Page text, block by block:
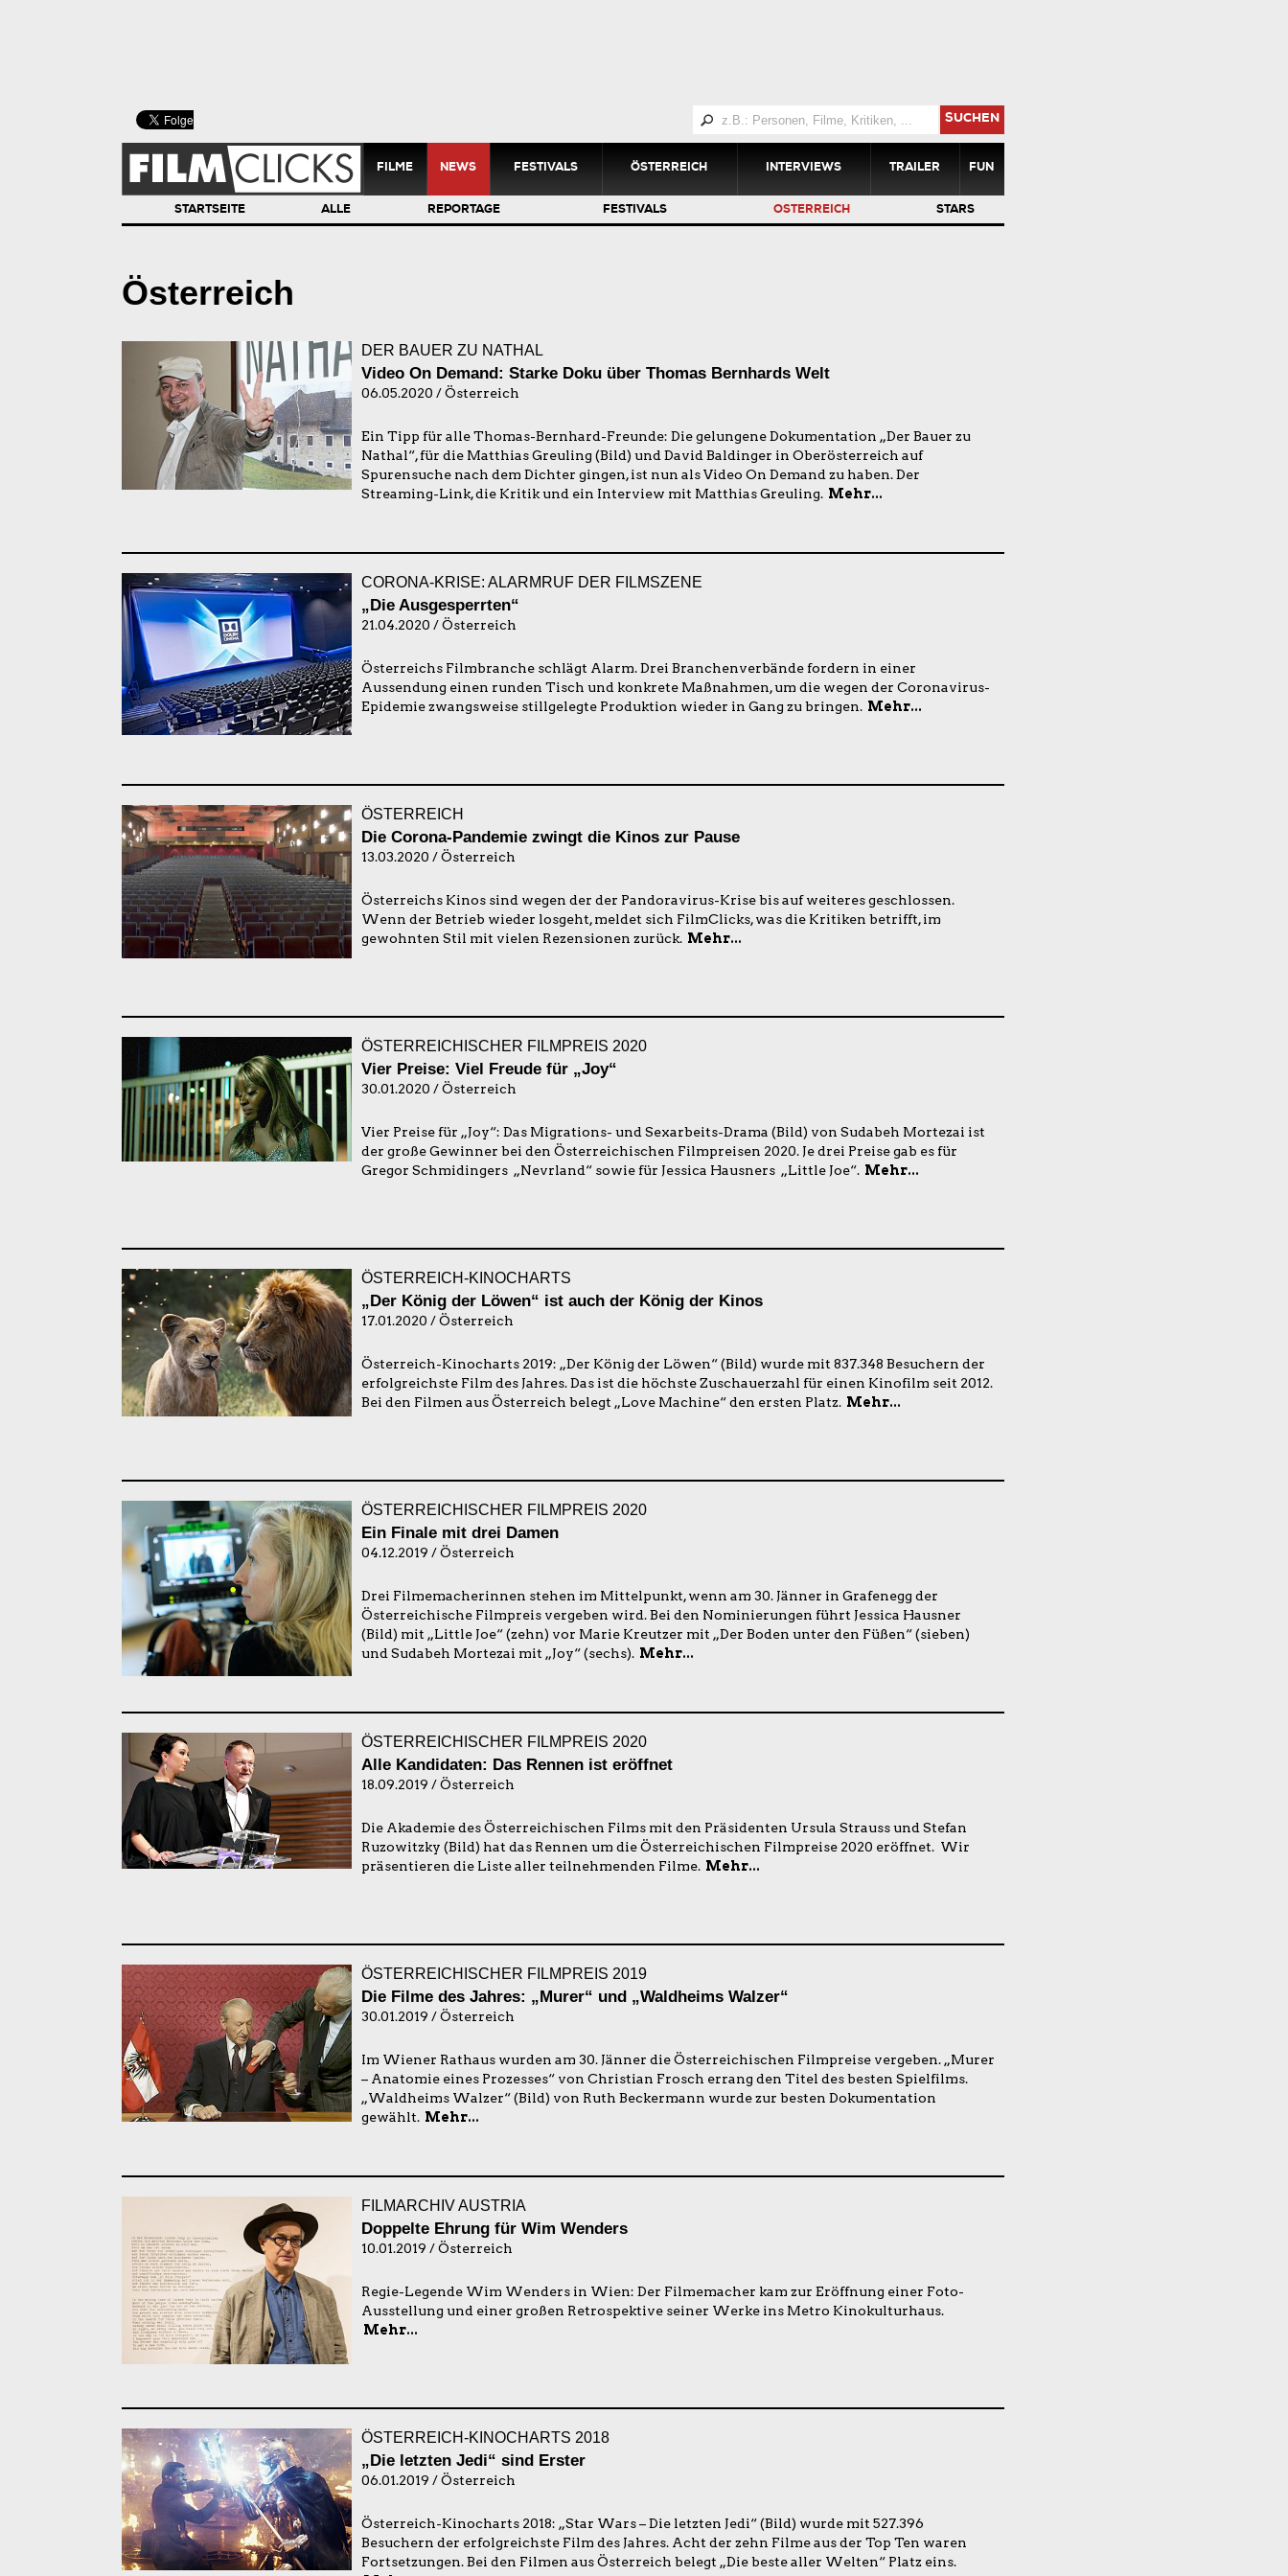
SUCHEN
FILME NEWS FESTIVALS ÖSTERREICH INTERVIEWS TRAILER FUN
STARTSEITE ALLE REPORTAGE FESTIVALS ÖSTERREICH STARS
Österreich
DER BAUER ZU NATHAL
Video On Demand: Starke Doku über Thomas Bernhards Welt
06.05.2020 / Österreich
Ein Tipp für alle Thomas-Bernhard-Freunde: Die gelungene Dokumentation „Der Bauer zu
Nathal“, für die Matthias Greuling (Bild) und David Baldinger in Oberösterreich auf
Spurensuche nach dem Dichter gingen, ist nun als Video On Demand zu haben. Der
Streaming-Link, die Kritik und ein Interview mit Matthias Greuling. Mehr...
CORONA-KRISE: ALARMRUF DER FILMSZENE
„Die Ausgesperrten“
21.04.2020 / Österreich
Österreichs Filmbranche schlägt Alarm. Drei Branchenverbände fordern in einer
Aussendung einen runden Tisch und konkrete Maßnahmen, um die wegen der Coronavirus-
Epidemie zwangsweise stillgelegte Produktion wieder in Gang zu bringen. Mehr...
ÖSTERREICH
Die Corona-Pandemie zwingt die Kinos zur Pause
13.03.2020 / Österreich
Österreichs Kinos sind wegen der der Pandoravirus-Krise bis auf weiteres geschlossen.
Wenn der Betrieb wieder losgeht, meldet sich FilmClicks, was die Kritiken betrifft, im
gewohnten Stil mit vielen Rezensionen zurück. Mehr...
ÖSTERREICHISCHER FILMPREIS 2020
Vier Preise: Viel Freude für „Joy“
30.01.2020 / Österreich
Vier Preise für „Joy“: Das Migrations- und Sexarbeits-Drama (Bild) von Sudabeh Mortezai ist
der große Gewinner bei den Österreichischen Filmpreisen 2020. Je drei Preise gab es für
Gregor Schmidingers „Nevrland“ sowie für Jessica Hausners „Little Joe“. Mehr...
ÖSTERREICH-KINOCHARTS
„Der König der Löwen“ ist auch der König der Kinos
17.01.2020 / Österreich
Österreich-Kinocharts 2019: „Der König der Löwen“ (Bild) wurde mit 837.348 Besuchern der
erfolgreichste Film des Jahres. Das ist die höchste Zuschauerzahl für einen Kinofilm seit 2012.
Bei den Filmen aus Österreich belegt „Love Machine“ den ersten Platz. Mehr...
ÖSTERREICHISCHER FILMPREIS 2020
Ein Finale mit drei Damen
04.12.2019 / Österreich
Drei Filmemacherinnen stehen im Mittelpunkt, wenn am 30. Jänner in Grafenegg der
Österreichische Filmpreis vergeben wird. Bei den Nominierungen führt Jessica Hausner
(Bild) mit „Little Joe“ (zehn) vor Marie Kreutzer mit „Der Boden unter den Füßen“ (sieben)
und Sudabeh Mortezai mit „Joy“ (sechs). Mehr...
ÖSTERREICHISCHER FILMPREIS 2020
Alle Kandidaten: Das Rennen ist eröffnet
18.09.2019 / Österreich
Die Akademie des Österreichischen Films mit den Präsidenten Ursula Strauss und Stefan
Ruzowitzky (Bild) hat das Rennen um die Österreichischen Filmpreise 2020 eröffnet. Wir
präsentieren die Liste aller teilnehmenden Filme. Mehr...
ÖSTERREICHISCHER FILMPREIS 2019
Die Filme des Jahres: „Murer“ und „Waldheims Walzer“
30.01.2019 / Österreich
Im Wiener Rathaus wurden am 30. Jänner die Österreichischen Filmpreise vergeben. „Murer
– Anatomie eines Prozesses“ von Christian Frosch errang den Titel des besten Spielfilms.
„Waldheims Walzer“ (Bild) von Ruth Beckermann wurde zur besten Dokumentation
gewählt. Mehr...
FILMARCHIV AUSTRIA
Doppelte Ehrung für Wim Wenders
10.01.2019 / Österreich
Regie-Legende Wim Wenders in Wien: Der Filmemacher kam zur Eröffnung einer Foto-
Ausstellung und einer großen Retrospektive seiner Werke ins Metro Kinokulturhaus.
Mehr...
ÖSTERREICH-KINOCHARTS 2018
„Die letzten Jedi“ sind Erster
06.01.2019 / Österreich
Österreich-Kinocharts 2018: „Star Wars – Die letzten Jedi“ (Bild) wurde mit 527.396
Besuchern der erfolgreichste Film des Jahres. Acht der zehn Filme aus der Top Ten waren
Fortsetzungen. Bei den Filmen aus Österreich belegt „Die beste aller Welten“ Platz eins.